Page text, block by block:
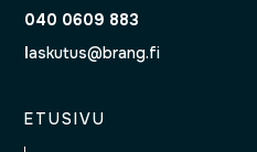
040 0609 883
laskutus@brang.fi
ETUSIVU